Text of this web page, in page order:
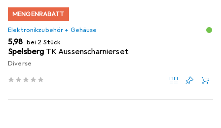
MENGENRABATT
Elektronikzubehör + Gehäuse
EUR
5,98 bei 2 Stück
Spelsberg TK Aussenscharnierset
Diverse